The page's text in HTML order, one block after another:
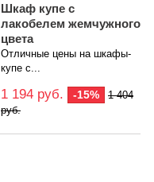
Шкаф купе с
лакобелем жемчужного
цвета
Отличные цены на шкафы-
купе с...
1 194 руб. -15%
1 404
руб.